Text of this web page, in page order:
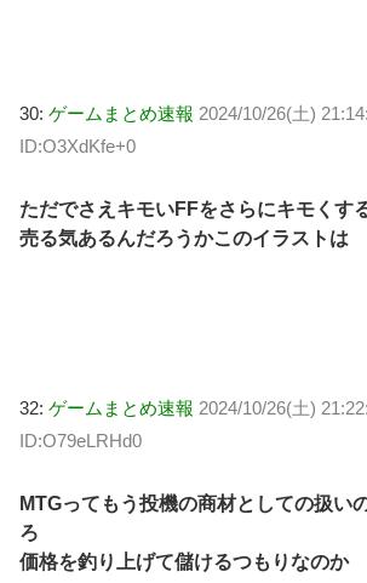
30: ゲームまとめ速報 2024/10/26(土)
ID:O3XdKfe+0
ただでさえキモいFFをさらにキモくす
売る気あるんだろうかこのイラストは
32: ゲームまとめ速報 2024/10/26(土)
ID:O79eLRHd0
MTGってもう投機の商材としての扱い
ろ
価格を釣り上げて儲けるつもりなのか